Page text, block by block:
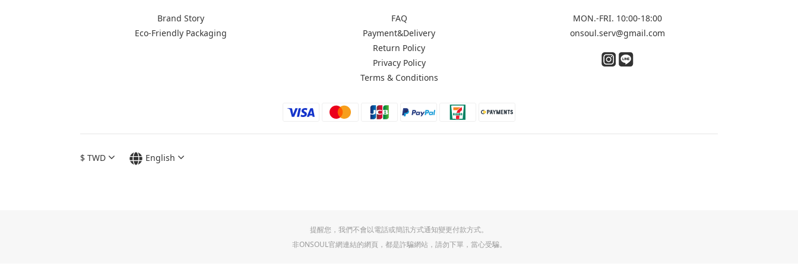
Brand Story
Eco-Friendly Packaging
FAQ
Payment&Delivery
Return Policy
Privacy Policy
Terms & Conditions
MON.-FRI. 10:00-18:00
onsoul.serv@gmail.com
$ TWD English
提醒您，我們不會以電話或簡訊方式通知變更付款方式。
非ONSOUL官網連結的網頁，都是詐騙網站，請勿下單，當心受騙。